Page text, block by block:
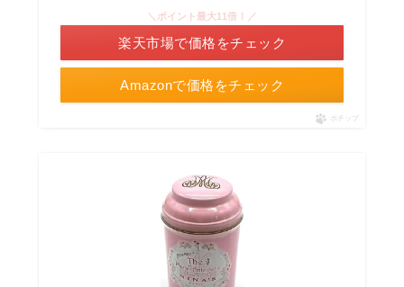
Amazonで価格をチェック
＼ポイント最大11倍！／
楽天市場で価格をチェック
ポチップ